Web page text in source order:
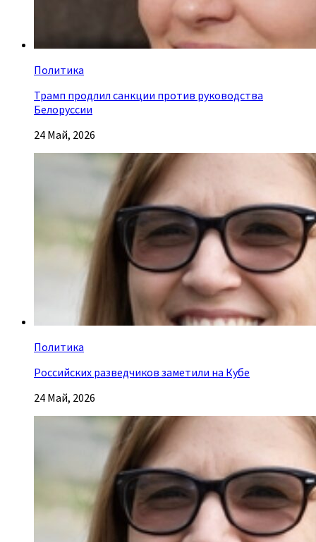
Политика
Трамп продлил санкции против руководства
Белоруссии
24 Май, 2026
Политика
Российских разведчиков заметили на Кубе
24 Май, 2026